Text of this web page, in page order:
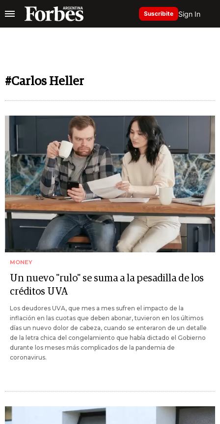
Suscribite Sign In
#Carlos Heller
MONEY
Un nuevo "rulo" se suma a la pesadilla de los
créditos UVA
Los deudores UVA, que mes a mes sufren el impacto de la
inflación en las cuotas que deben abonar, tuvieron en los últimos
días un nuevo dolor de cabeza, cuando se enteraron de un detalle
de la letra chica del congelamiento que había dictado el Gobierno
durante los meses más complicados de la pandemia de
coronavirus.